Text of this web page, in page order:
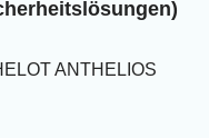
ANTHELIOS